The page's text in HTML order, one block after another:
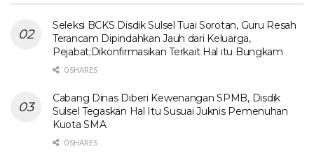
Seleksi BCKS Disdik Sulsel Tuai Sorotan, Guru Resah
Terancam Dipindahkan Jauh dari Keluarga,
Pejabat;Dikonfirmasikan Terkait Hal itu Bungkam
0 SHARES
Cabang Dinas Diberi Kewenangan SPMB, Disdik
Sulsel Tegaskan Hal Itu Susuai Juknis Pemenuhan
Kuota SMA
0 SHARES